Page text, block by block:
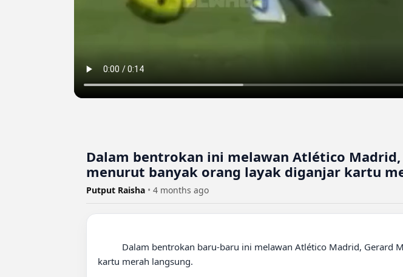
Dalam bentrokan ini melawan Atlético
menurut banyak orang layak diganjar kartu
Putput Raisha • 4 months ago
kartu merah langsung.